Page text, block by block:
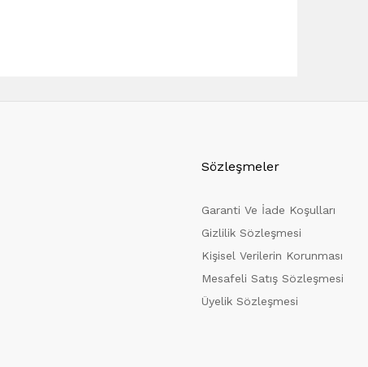
Sözleşmeler
Garanti Ve İade Koşulları
Gizlilik Sözleşmesi
Kişisel Verilerin Korunması
Mesafeli Satış Sözleşmesi
Üyelik Sözleşmesi